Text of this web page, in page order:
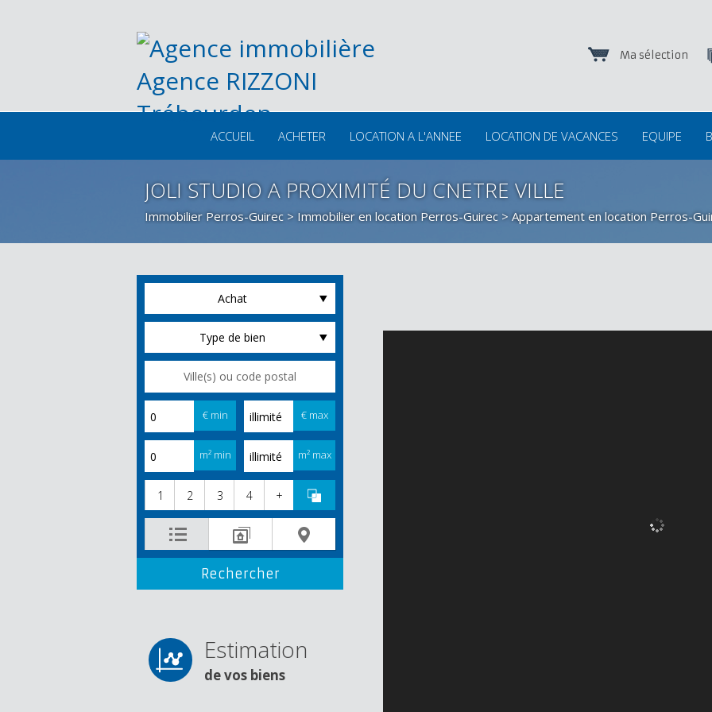
Ma sélection
ACCUEIL ACHETER LOCATION A L'ANNEE LOCATION DE VACANCES EQUIPE
JOLI STUDIO A PROXIMITÉ DU CNETRE VILLE
Immobilier Perros-Guirec > Immobilier en location Perros-Guirec > Appartement en location Perros-
Achat
Type de bien
€ min € max
m² min m² max
1 2 3 4 +
Estimation
de vos biens